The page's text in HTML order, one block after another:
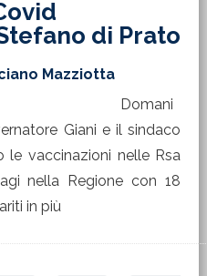
di Prato
Mazziotta
Domani
Giani e il sindaco
le vaccinazioni nelle Rsa
nella Regione con 18
in più